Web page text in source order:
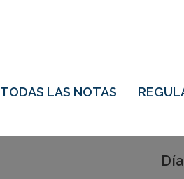
TODAS LAS NOTAS